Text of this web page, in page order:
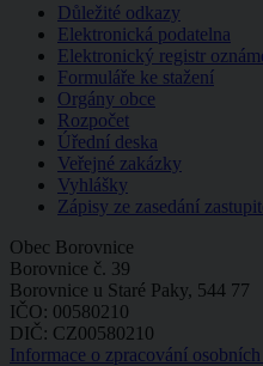
Důležité odkazy
Elektronická podatelna
Elektronický registr
Formuláře ke stažení
Orgány obce
Rozpočet
Úřední deska
Veřejné zakázky
Vyhlášky
Zápisy ze zasedání
Obec Borovnice
Borovnice č. 39
Borovnice u Staré Paky, 544 77
IČO: 00580210
DIČ: CZ00580210
Informace o zpracování